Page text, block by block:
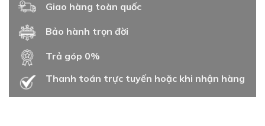
Giao hàng toàn quốc
Bảo hành trọn đời
Trả góp 0%
Thanh toán trực tuyến hoặc khi nhận hàng